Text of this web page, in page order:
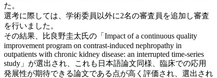
た。
選考に際しては、学術委員以外に2名の審査員を追加し審査
を行いました。
その結果、比良野圭太氏の「Impact of a continuous quality
improvement program on contrast-induced nephropathy in
outpatients with chronic kidney disease: an interrupted time-series
study」が選出され、これも日本語論文同様、臨床での応用
発展性が期待できる論文である点が高く評価され、選出され